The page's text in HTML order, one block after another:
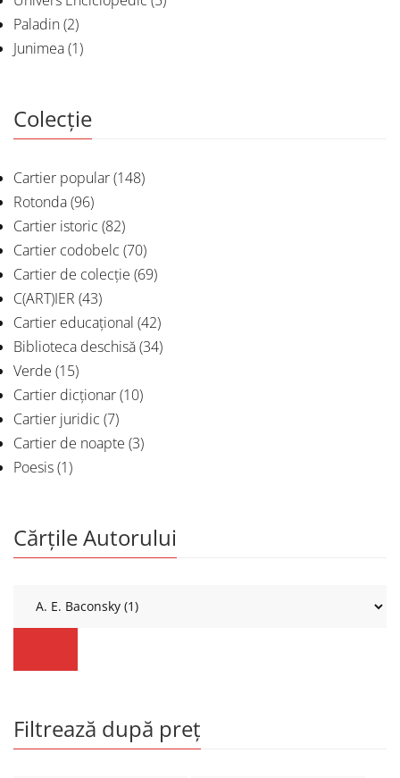
Paladin(2)
Junimea(1)
Colecție
Cartier popular(148)
Rotonda(96)
Cartier istoric (82)
Cartier codobelc (70)
Cartier de colecție (69)
C(ART)IER (43)
Cartier educațional (42)
Biblioteca deschisă(34)
Verde (15)
Cartier dicționar(10)
Cartier juridic (7)
Cartier de noapte (3)
Poesis(1)
Cărțile Autorului
Filtrează după preț